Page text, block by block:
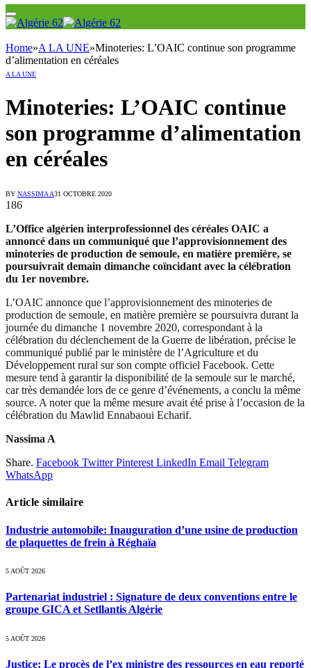
Home»A LA UNE»Minoteries: L’OAIC continue son programme
d’alimentation en céréales
A LA UNE
Minoteries: L’OAIC continue
son programme d’alimentation
en céréales
BY NASSIMA A31 OCTOBRE 2020
186
L’Office algérien interprofessionnel des céréales OAIC a
annoncé dans un communiqué que l’approvisionnement des
minoteries de production de semoule, en matière première, se
poursuivrait demain dimanche coïncidant avec la célébration
du 1er novembre.
L’OAIC annonce que l’approvisionnement des minoteries de
production de semoule, en matière première se poursuivra durant la
journée du dimanche 1 novembre 2020, correspondant à la
célébration du déclenchement de la Guerre de libération, précise le
communiqué publié par le ministère de l’Agriculture et du
Développement rural sur son compte officiel Facebook. Cette
mesure tend à garantir la disponibilité de la semoule sur le marché,
car très demandée lors de ce genre d’événements, a conclu la même
source. A noter que la même mesure avait été prise à l’occasion de la
célébration du Mawlid Ennabaoui Echarif.
Nassima A
Share. Facebook Twitter Pinterest LinkedIn Email Telegram
WhatsApp
Article similaire
Industrie automobile: Inauguration d’une usine de production
de plaquettes de frein à Réghaïa
5 AOÛT 2026
Partenariat industriel : Signature de deux conventions entre le
groupe GICA et Setllantis Algérie
5 AOÛT 2026
Justice: Le procès de l’ex ministre des ressources en eau reporté